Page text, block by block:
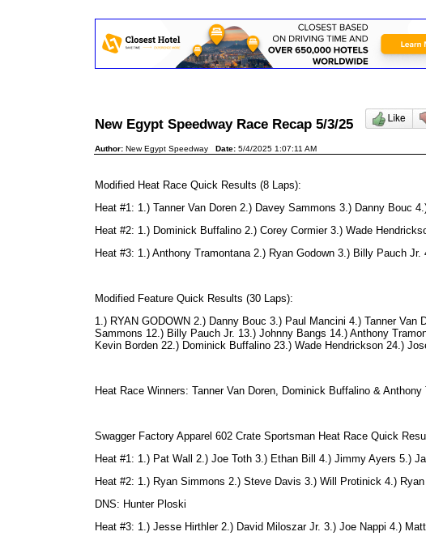
New Egypt Speedway Race Recap 5/3/25
Author: New Egypt Speedway Date: 5/4/2025 1:07:11 AM
Modified Heat Race Quick Results (8 Laps):
Heat #1: 1.) Tanner Van Doren 2.) Davey Sammons 3.) Danny Bouc
Heat #2: 1.) Dominick Buffalino 2.) Corey Cormier 3.) Wade
Heat #3: 1.) Anthony Tramontana 2.) Ryan Godown 3.) Billy Pauch
Modified Feature Quick Results (30 Laps):
1.) RYAN GODOWN 2.) Danny Bouc 3.) Paul Mancini 4.) Tanner
Sammons 12.) Billy Pauch Jr. 13.) Johnny Bangs 14.) Anthony
Kevin Borden 22.) Dominick Buffalino 23.) Wade Hendrickson 24.)
Heat Race Winners: Tanner Van Doren, Dominick Buffalino & Anthony
Swagger Factory Apparel 602 Crate Sportsman Heat Race Quick
Heat #1: 1.) Pat Wall 2.) Joe Toth 3.) Ethan Bill 4.) Jimmy Ayers 5.)
Heat #2: 1.) Ryan Simmons 2.) Steve Davis 3.) Will Protinick 4.)
DNS: Hunter Ploski
Heat #3: 1.) Jesse Hirthler 2.) David Miloszar Jr. 3.) Joe Nappi 4.)